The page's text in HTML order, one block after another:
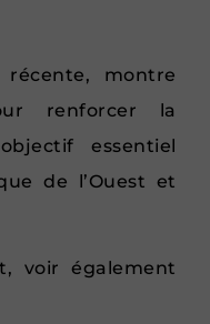
montre
renforcer la
essentiel
de l’Ouest et
voir également